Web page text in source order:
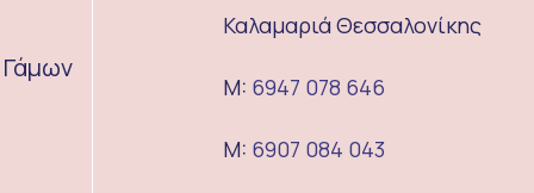
Γάμων
Καλαμαριά Θεσσαλονίκης
M: 6947 078 646
M: 6907 084 043